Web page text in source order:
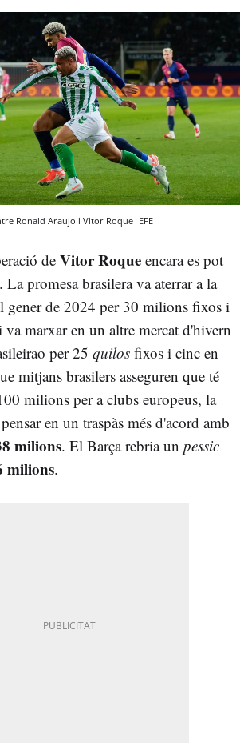
Ronald Araujo i Vitor Roque EFE
deVitor Roque encara es pot
promesa brasilera va aterrar a la
gener de 2024 per 30 milions fixos i
marxar en un altre mercat d'hivern
per 25 quilos fixos i cinc en
mitjans brasilers asseguren que té
milions per a clubs europeus, la
en un traspàs més d'acord amb
milions. El Barça rebria un pessic
milions.